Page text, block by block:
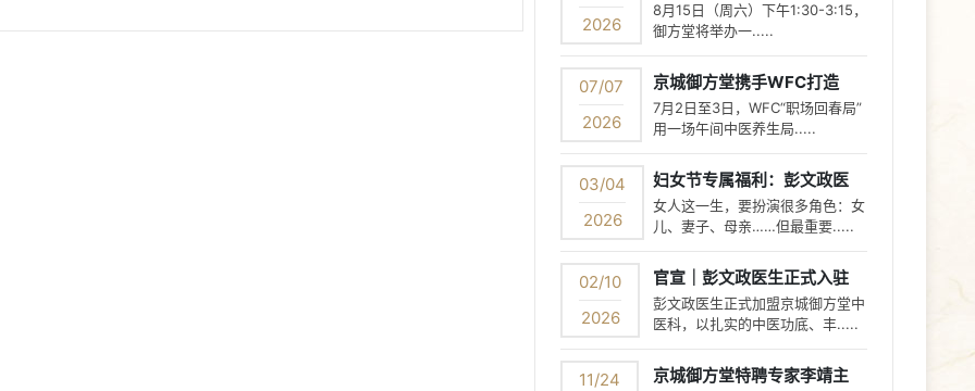
2026
8月15日（周六）下午1:30-3:15，
御方堂将举办一.....
07/07
2026
京城御方堂携手WFC打造
7月2日至3日，WFC“职场回春局”
用一场午间中医养生局.....
03/04
2026
妇女节专属福利：彭文政医
女人这一生，要扮演很多角色：女
儿、妻子、母亲……但最重要.....
02/10
2026
官宣｜彭文政医生正式入驻
彭文政医生正式加盟京城御方堂中
医科，以扎实的中医功底、丰.....
11/24
京城御方堂特聘专家李靖主